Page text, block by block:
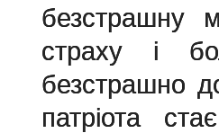
безстрашну
страху і
безстрашно
патріота